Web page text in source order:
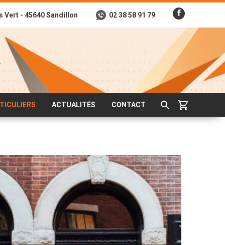
Vert - 45640 Sandillon 02 38 58 91 79
ACTUALITÉS CONTACT